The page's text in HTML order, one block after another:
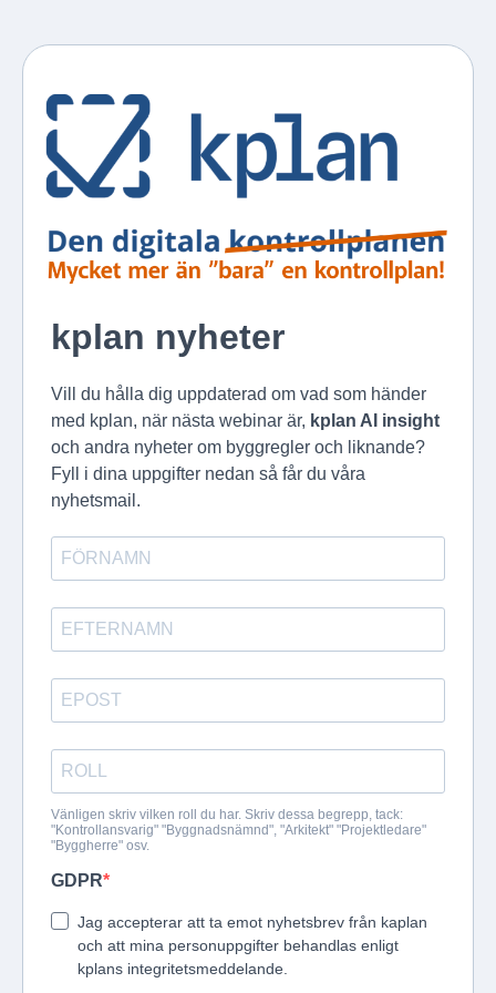
kplan nyheter
Vill du hålla dig uppdaterad om vad som händer
med kplan, när nästa webinar är, kplan AI insight
och andra nyheter om byggregler och liknande?
Fyll i dina uppgifter nedan så får du våra
nyhetsmail.
Vänligen skriv vilken roll du har. Skriv dessa begrepp, tack:
"Kontrollansvarig" "Byggnadsnämnd", "Arkitekt" "Projektledare"
"Byggherre" osv.
GDPR
Jag accepterar att ta emot nyhetsbrev från kaplan
och att mina personuppgifter behandlas enligt
kplans integritetsmeddelande.